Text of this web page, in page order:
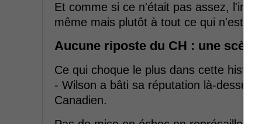
Et comme si ce n'était pas assez,
même mais plutôt à tout ce qui n'est
Aucune riposte du CH : une scène
Ce qui choque le plus dans cette
- Wilson a bâti sa réputation là-dessus
Canadien.